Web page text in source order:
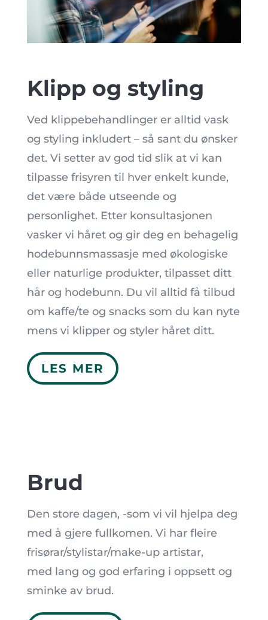
Klipp og styling
Ved klippebehandlinger er alltid vask
og styling inkludert – så sant du ønsker
det. Vi setter av god tid slik at vi kan
tilpasse frisyren til hver enkelt kunde,
det være både utseende og
personlighet. Etter konsultasjonen
vasker vi håret og gir deg en behagelig
hodebunnsmassasje med økologiske
eller naturlige produkter, tilpasset ditt
hår og hodebunn. Du vil alltid få tilbud
om kaffe/te og snacks som du kan nyte
mens vi klipper og styler håret ditt.
LES MER
Brud
Den store dagen, -som vi vil hjelpa deg
med å gjere fullkomen. Vi har fleire
frisørar/stylistar/make-up artistar,
med lang og god erfaring i oppsett og
sminke av brud.